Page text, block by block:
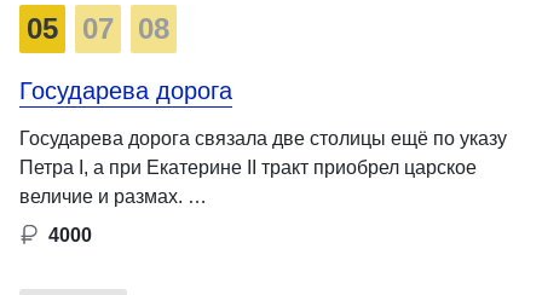
05 07 08
Государева дорога
Государева дорога связала две столицы ещё по указу
Петра I, а при Екатерине II тракт приобрел царское
величие и размах. …
4000